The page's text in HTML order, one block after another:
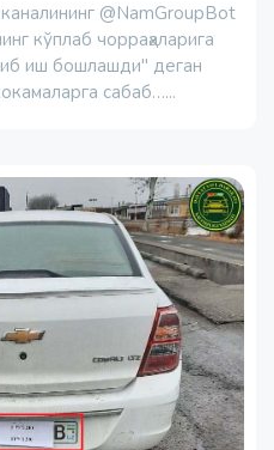
@NamGroupBot
кўплаб чорраҳаларига
иш бошлашди" деган
сабаб…...